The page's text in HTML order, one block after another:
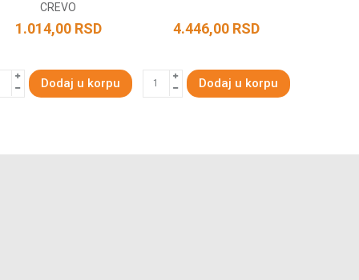
CREVO
1.014,00 RSD
Dodaj u korpu
4.446,00 RSD
Dodaj u korpu